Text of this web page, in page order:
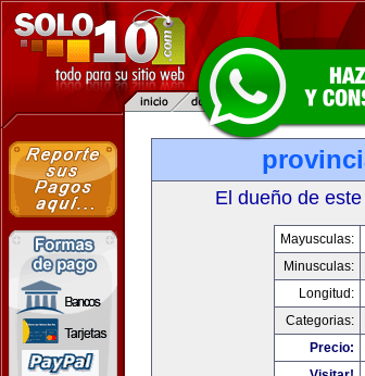
El dueño de
Mayusculas:
Minusculas:
Longitud:
Categorias:
Precio: